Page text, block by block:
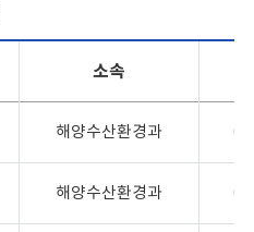
소속
해양수산환경과
해양수산환경과